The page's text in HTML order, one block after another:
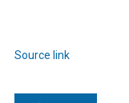
Source link